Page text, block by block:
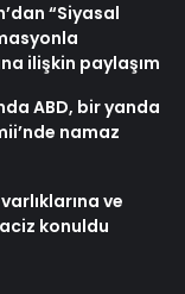
“Siyasal
ilişkin paylaşım
ABD, bir yanda
namaz
ve
konuldu